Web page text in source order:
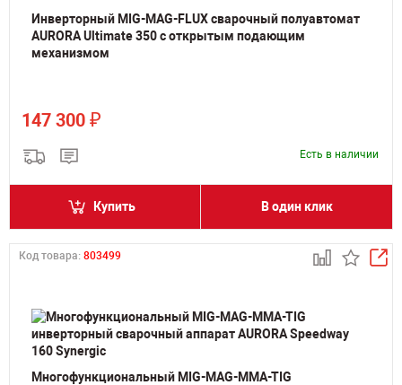
Инверторный MIG-MAG-FLUX сварочный полуавтомат
AURORA Ultimate 350 с открытым подающим
механизмом
147 300 ₽
Есть в наличии
Купить В один клик
Код товара: 803499
Многофункциональный MIG-MAG-MMA-TIG